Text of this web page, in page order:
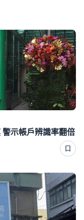
示帳戶辨識率翻倍